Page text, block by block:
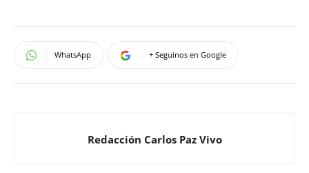
WhatsApp + Seguinos en Google
Redacción Carlos Paz Vivo